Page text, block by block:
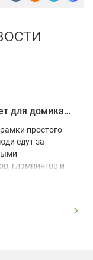
Почему проектор – лучший гаджет для домика в глэмпинге
простого
едут за
глэмпингов и
и
в соцсетях,